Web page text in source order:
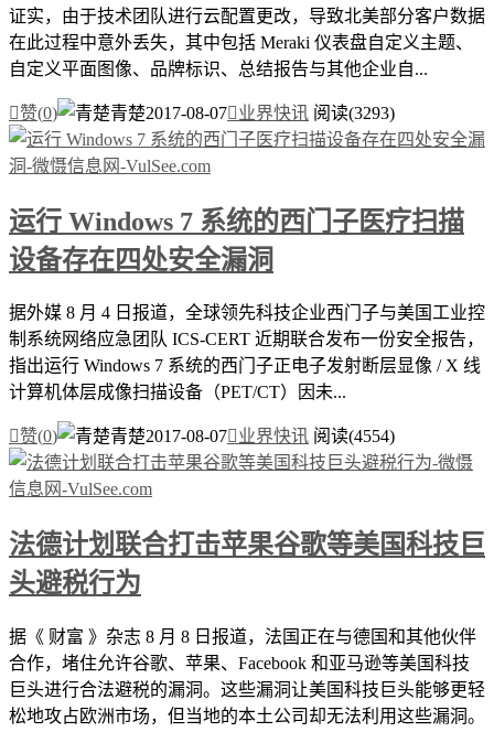
证实，由于技术团队进行云配置更改，导致北美部分客户数据
在此过程中意外丢失，其中包括 Meraki 仪表盘自定义主题、
自定义平面图像、品牌标识、总结报告与其他企业自...
赞(0) 青楚2017-08-07业界快讯 阅读(3293)
运行 Windows 7 系统的西门子医疗扫描
设备存在四处安全漏洞
据外媒 8 月 4 日报道，全球领先科技企业西门子与美国工业控
制系统网络应急团队 ICS-CERT 近期联合发布一份安全报告，
指出运行 Windows 7 系统的西门子正电子发射断层显像 / X 线
计算机体层成像扫描设备（PET/CT）因未...
赞(0) 青楚2017-08-07业界快讯 阅读(4554)
法德计划联合打击苹果谷歌等美国科技巨
头避税行为
据《 财富 》杂志 8 月 8 日报道，法国正在与德国和其他伙伴
合作，堵住允许谷歌、苹果、Facebook 和亚马逊等美国科技
巨头进行合法避税的漏洞。这些漏洞让美国科技巨头能够更轻
松地攻占欧洲市场，但当地的本土公司却无法利用这些漏洞。